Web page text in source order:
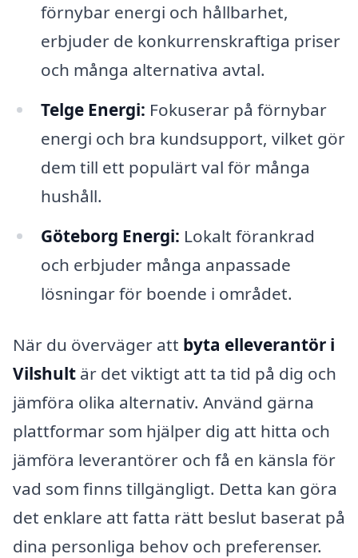
förnybar energi och hållbarhet,
erbjuder de konkurrenskraftiga priser
och många alternativa avtal.
Telge Energi: Fokuserar på förnybar
energi och bra kundsupport, vilket gör
dem till ett populärt val för många
hushåll.
Göteborg Energi: Lokalt förankrad
och erbjuder många anpassade
lösningar för boende i området.
När du överväger att byta elleverantör i
Vilshult är det viktigt att ta tid på dig och
jämföra olika alternativ. Använd gärna
plattformar som hjälper dig att hitta och
jämföra leverantörer och få en känsla för
vad som finns tillgängligt. Detta kan göra
det enklare att fatta rätt beslut baserat på
dina personliga behov och preferenser.